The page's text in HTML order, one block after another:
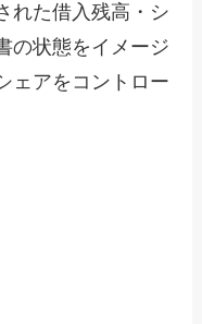
れた借入残高・シ
の状態をイメージ
ェアをコントロー